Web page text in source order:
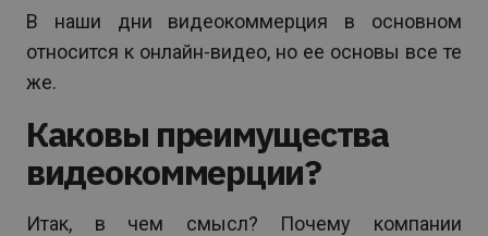
В наши дни видеокоммерция в основном
относится к онлайн-видео, но ее основы все те
же.
Каковы преимущества
видеокоммерции?
Итак, в чем смысл? Почему компании